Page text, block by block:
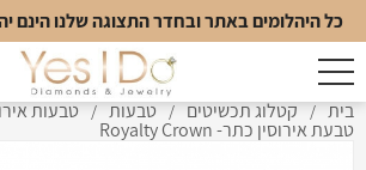
כל היהלומים באתר ובחדר התצוגה שלנו הינם
בית / קטלוג תכשיטים / טבעות / טבעות
טבעת אירוסין כתר- Royalty Crown